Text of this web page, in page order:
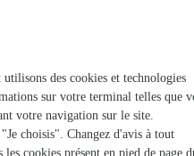
Saint-Igest et dans